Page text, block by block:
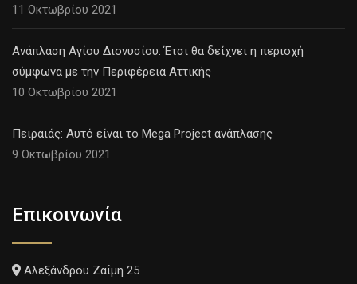
11 Οκτωβρίου 2021
Ανάπλαση Αγίου Διονυσίου: Έτσι θα δείχνει η περιοχή
σύμφωνα με την Περιφέρεια Αττικής
10 Οκτωβρίου 2021
Πειραιάς: Αυτό είναι το Mega Project ανάπλασης
9 Οκτωβρίου 2021
Επικοινωνία
Αλεξάνδρου Ζαΐμη 25